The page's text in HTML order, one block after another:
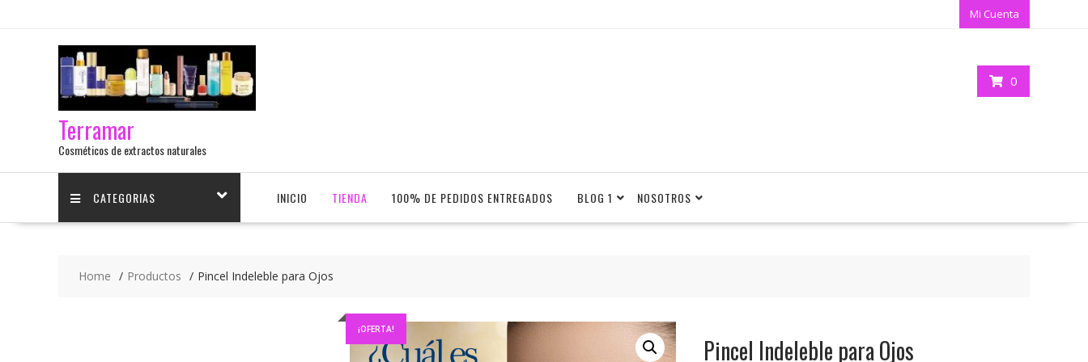
Mi Cuenta
Terramar
Cosméticos de extractos naturales
0
CATEGORIAS INICIO TIENDA 100% DE PEDIDOS ENTREGADOS BLOG 1 NOSOTROS
Home Productos Pincel Indeleble para Ojos
¡OFERTA!
Pincel Indeleble para Ojos